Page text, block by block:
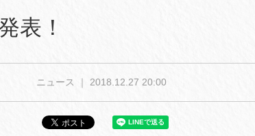
表！
ニュース ｜ 2018.12.27 20:00